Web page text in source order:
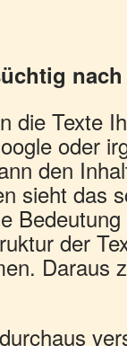
nach
die Texte
oder
den
sieht das
der
Daraus